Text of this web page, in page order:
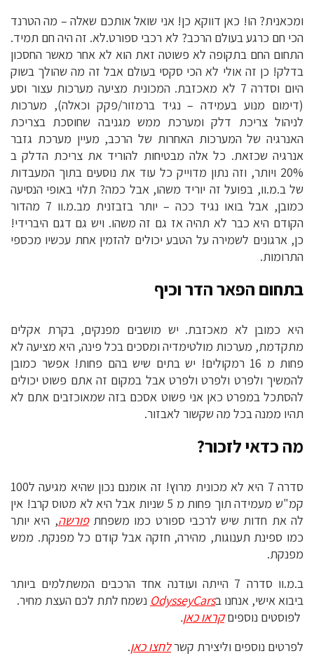
ומכאנית? הו! כאן דווקא כן! אני שואל אותכם שאלה – מה הטרנד
הכי חם כרגע בעולם הרכב? לא רכבי ספורט.לא. זה היה חם תמיד.
התחום החם בתקופה לא פשוטה זאת הוא לא אחר מאשר החסכון
בדלק! כן זה אולי לא הכי סקסי בעולם אבל זה מה שהולך בשוק
היום וסדרה 7 לא מאכזבת. המכונית מציעה מערכות עצור וסע
(דימום מנוע בעמידה – נגיד ברמזור/פקק וכאלה), מערכות
לניהול צריכת דלק ומערכת ממש מגניבה שחוסכת בצריכת
האנרגיה של המערכות האחרות של הרכב, מעיין מערכת גזבר
אנרגיה שכזאת. כל אלה מבטיחות להוריד את צריכת הדלק ב
20% ויותר, וזה נתון מדוייק כל עוד את נוסעים בתוך המעבדות
של ב.מ.וו, בפועל זה יוריד משהו, אבל כמה? תלוי באופי הנסיעה
כמובן, אבל בואו נגיד ככה – יותר בזבזנית מב.מ.וו 7 מהדור
הקודם היא כבר לא תהיה אז גם זה משהו. ויש גם דגם היברידי!
כן, ארגונים לשמירה על הטבע יכולים להזמין אחת עכשיו מכספי
התרומות.
בתחום הפאר הדר וכיף
היא כמובן לא מאכזבת. יש מושבים מפנקים, בקרת אקלים
מתקדמת, מערכות מולטימדיה ומסכים בכל פינה, היא מציעה לא
פחות מ 16 רמקולים! יש בתים שיש בהם פחות! אפשר כמובן
להמשיך ולפרט ולפרט ולפרט אבל במקום זה אתם פשוט יכולים
להסתכל במפרט כאן אני פשוט אסכם בזה שמאוכזבים אתם לא
תהיו ממנה בכל מה שקשור לאבזור.
מה כדאי לזכור?
סדרה 7 היא לא מכונית מרוץ! זה אומנם נכון שהיא מגיעה ל100
קמ"ש מעמידה תוך פחות מ 5 שניות אבל היא לא מטוס קרב! אין
לה את חדות שיש לרכבי ספורט כמו משפחתפורשה, היא יותר
כמו ספינת תענוגות, מהירה, חזקה אבל קודם כל מפנקת. ממש
מפנקת.
ב.מ.וו סדרה 7 הייתה ועודנה אחד הרכבים המשתלמים ביותר
ביבוא אישי, אנחנו בOdysseyCars נשמח לתת לכם העצת מחיר.
לפוסטים נוספיםקראו כאן.
לפרטים נוספים וליצירת קשרלחצו כאן.